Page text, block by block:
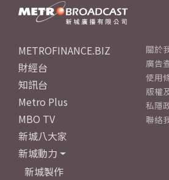
METROFINANCE.BIZ
財經台
知訊台
Metro Plus
MBO TV
新城八大家
新城動力
新城製作
關於
廣告
使用
版權
私隱
聯絡